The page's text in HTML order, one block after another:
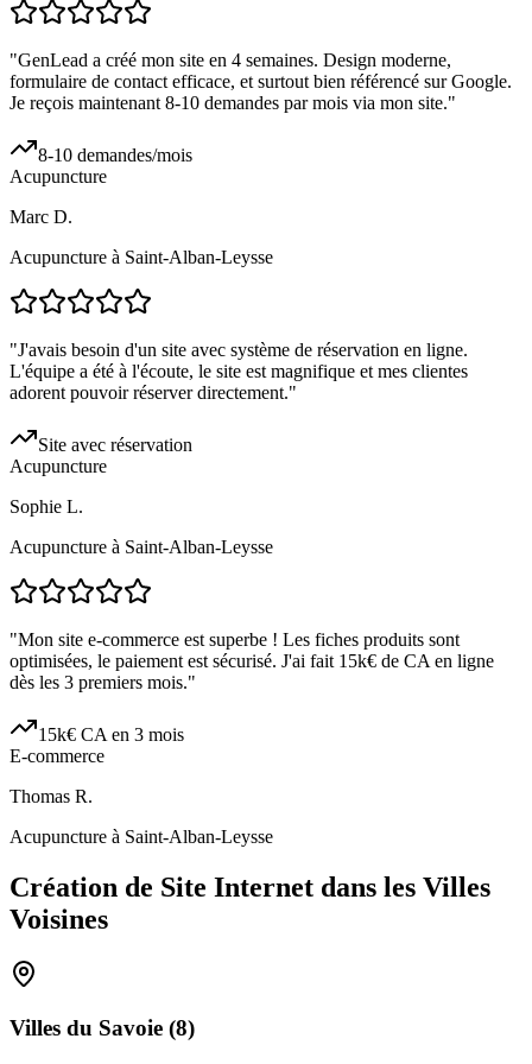
"GenLead a créé mon site en 4 semaines. Design moderne,
formulaire de contact efficace, et surtout bien référencé sur Google.
Je reçois maintenant 8-10 demandes par mois via mon site."
8-10 demandes/mois
Acupuncture
Marc D.
Acupuncture à Saint-Alban-Leysse
"J'avais besoin d'un site avec système de réservation en ligne.
L'équipe a été à l'écoute, le site est magnifique et mes clientes
adorent pouvoir réserver directement."
Site avec réservation
Acupuncture
Sophie L.
Acupuncture à Saint-Alban-Leysse
"Mon site e-commerce est superbe ! Les fiches produits sont
optimisées, le paiement est sécurisé. J'ai fait 15k€ de CA en ligne
dès les 3 premiers mois."
15k€ CA en 3 mois
E-commerce
Thomas R.
Acupuncture à Saint-Alban-Leysse
Création de Site Internet dans les Villes
Voisines
Villes du Savoie (8)